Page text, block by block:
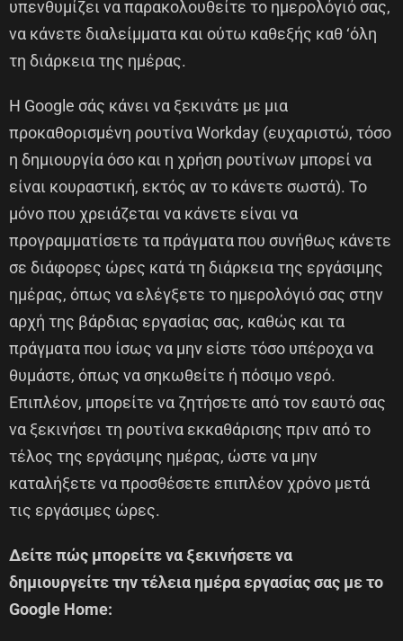
υπενθυμίζει να παρακολουθείτε το ημερολόγιό σας,
να κάνετε διαλείμματα και ούτω καθεξής καθ ‘όλη
τη διάρκεια της ημέρας.
Η Google σάς κάνει να ξεκινάτε με μια
προκαθορισμένη ρουτίνα Workday (ευχαριστώ, τόσο
η δημιουργία όσο και η χρήση ρουτίνων μπορεί να
είναι κουραστική, εκτός αν το κάνετε σωστά). Το
μόνο που χρειάζεται να κάνετε είναι να
προγραμματίσετε τα πράγματα που συνήθως κάνετε
σε διάφορες ώρες κατά τη διάρκεια της εργάσιμης
ημέρας, όπως να ελέγξετε το ημερολόγιό σας στην
αρχή της βάρδιας εργασίας σας, καθώς και τα
πράγματα που ίσως να μην είστε τόσο υπέροχα να
θυμάστε, όπως να σηκωθείτε ή πόσιμο νερό.
Επιπλέον, μπορείτε να ζητήσετε από τον εαυτό σας
να ξεκινήσει τη ρουτίνα εκκαθάρισης πριν από το
τέλος της εργάσιμης ημέρας, ώστε να μην
καταλήξετε να προσθέσετε επιπλέον χρόνο μετά
τις εργάσιμες ώρες.
Δείτε πώς μπορείτε να ξεκινήσετε να
δημιουργείτε την τέλεια ημέρα εργασίας σας με το
Google Home: